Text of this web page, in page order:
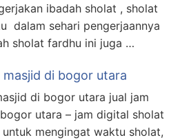
ibadah sholat , sholat
dalam sehari pengerjaannya
sholat fardhu ini juga …
di bogor utara
di bogor utara jual jam
utara – jam digital sholat
mengingat waktu sholat,